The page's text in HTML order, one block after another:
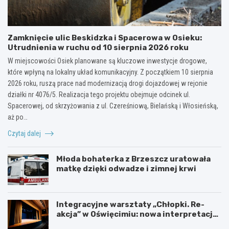
Zamknięcie ulic Beskidzka i Spacerowa w Osieku:
Utrudnienia w ruchu od 10 sierpnia 2026 roku
W miejscowości Osiek planowane są kluczowe inwestycje drogowe,
które wpłyną na lokalny układ komunikacyjny. Z początkiem 10 sierpnia
2026 roku, ruszą prace nad modernizacją drogi dojazdowej w rejonie
działki nr 4076/5. Realizacja tego projektu obejmuje odcinek ul.
Spacerowej, od skrzyżowania z ul. Czereśniową, Bielańską i Włosieńską,
aż po…
Czytaj dalej
Młoda bohaterka z Brzeszcz uratowała
matkę dzięki odwadze i zimnej krwi
Integracyjne warsztaty „Chłopki. Re-
akcja” w Oświęcimiu: nowa interpretacja